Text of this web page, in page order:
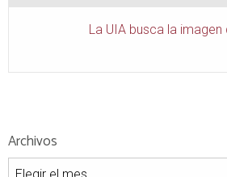
La UIA busca la imagen
Archivos
Archivos